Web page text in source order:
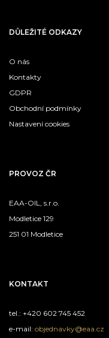
DŮLEŽITÉ ODKAZY
O nás
Kontakty
GDPR
Obchodní podmínky
Nastavení cookies
PROVOZ ČR
EAA-OIL, s.r.o.
Modletice 129
251 01 Modletice
KONTAKT
tel.: +420 602 745 452
e-mail: objednavky@eaa.cz